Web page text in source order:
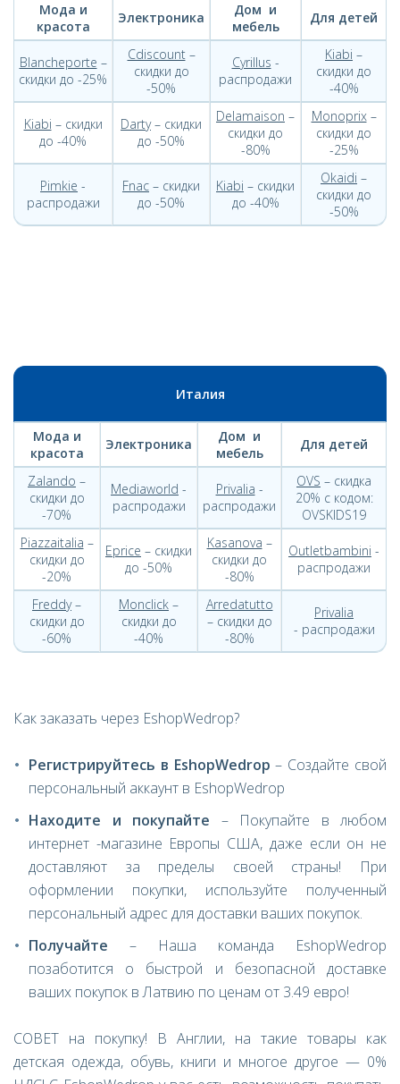
Мода и
красота
Электроника
Дом и
мебель
Для детей
Blancheporte –
скидки до -25%
Cdiscount–
скидки до
-50%
Cyrillus -
распродажи
Kiabi –
скидки до
-40%
Kiabi – скидки
до -40%
Darty– скидки
до -50%
Delamaison –
скидки до
-80%
Monoprix–
скидки до
-25%
Pimkie -
распродажи
Fnac – скидки
до -50%
Kiabi – скидки
до -40%
Okaidi –
скидки до
-50%
Италия
Мода и
красота
Электроника
Дом и
мебель
Для детей
Zalando –
скидки до
-70%
Mediaworld -
распродажи
Privalia -
распродажи
OVS – скидка
20% с кодом:
OVSKIDS19
Piazzaitalia –
скидки до
-20%
Eprice – скидки
до -50%
Kasanova –
скидки до
-80%
Outletbambini -
распродажи
Freddy–
скидки до
-60%
Monclick –
скидки до
-40%
Arredatutto
– скидки до
-80%
Privalia
- распродажи
Как заказать через EshopWedrop?
Регистрируйтесь в EshopWedrop – Создайте свой
персональный аккаунт в EshopWedrop
Находите и покупайте – Покупайте в любом
интернет -магазине Европы США, даже если он не
доставляют за пределы своей страны! При
оформлении покупки, используйте полученный
персональный адрес для доставки ваших покупок.
Получайте – Наша команда EshopWedrop
позаботится о быстрой и безопасной доставке
ваших покупок в Латвию по ценам от 3.49 евро!
СОВЕТ на покупку! В Англии, на такие товары как
детская одежда, обувь, книги и многое другое — 0%